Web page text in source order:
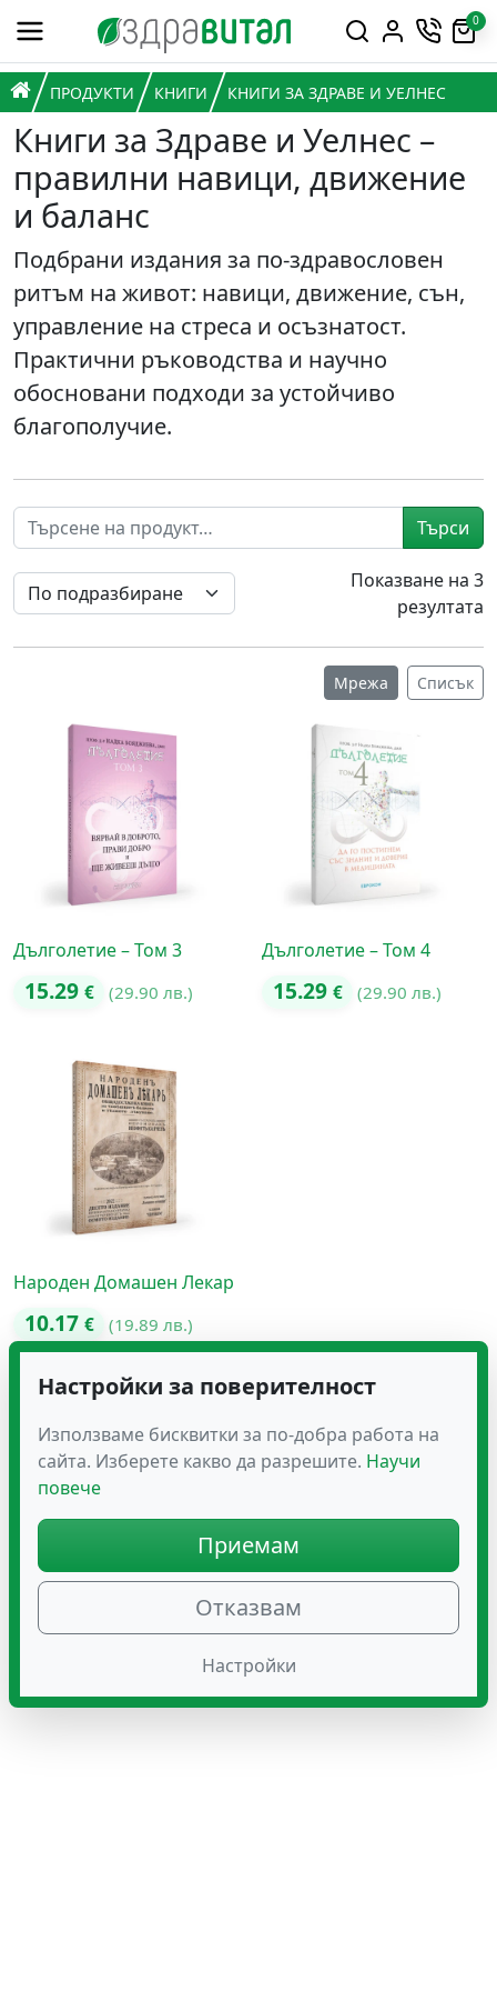
Премини към съдържанието
Горна навигация
0
Главна навигация
НАЧАЛО
ПРОДУКТИ КНИГИ КНИГИ ЗА ЗДРАВЕ И УЕЛНЕС
Книги за Здраве и Уелнес –
правилни навици, движение
и баланс
Подбрани издания за по-здравословен
ритъм на живот: навици, движение, сън,
управление на стреса и осъзнатост.
Практични ръководства и научно
обосновани подходи за устойчиво
благополучие.
Показване на 3
резултата
Търси
Мрежа Списък
Дълголетие – Том 3
15.29 € (29.90 лв.)
Дълголетие – Том 4
15.29 € (29.90 лв.)
Народен Домашен Лекар
10.17 € (19.89 лв.)
Настройки за поверителност
Използваме бисквитки за по-добра работа на
сайта. Изберете какво да разрешите. Научи
повече
Приемам
Отказвам
Настройки